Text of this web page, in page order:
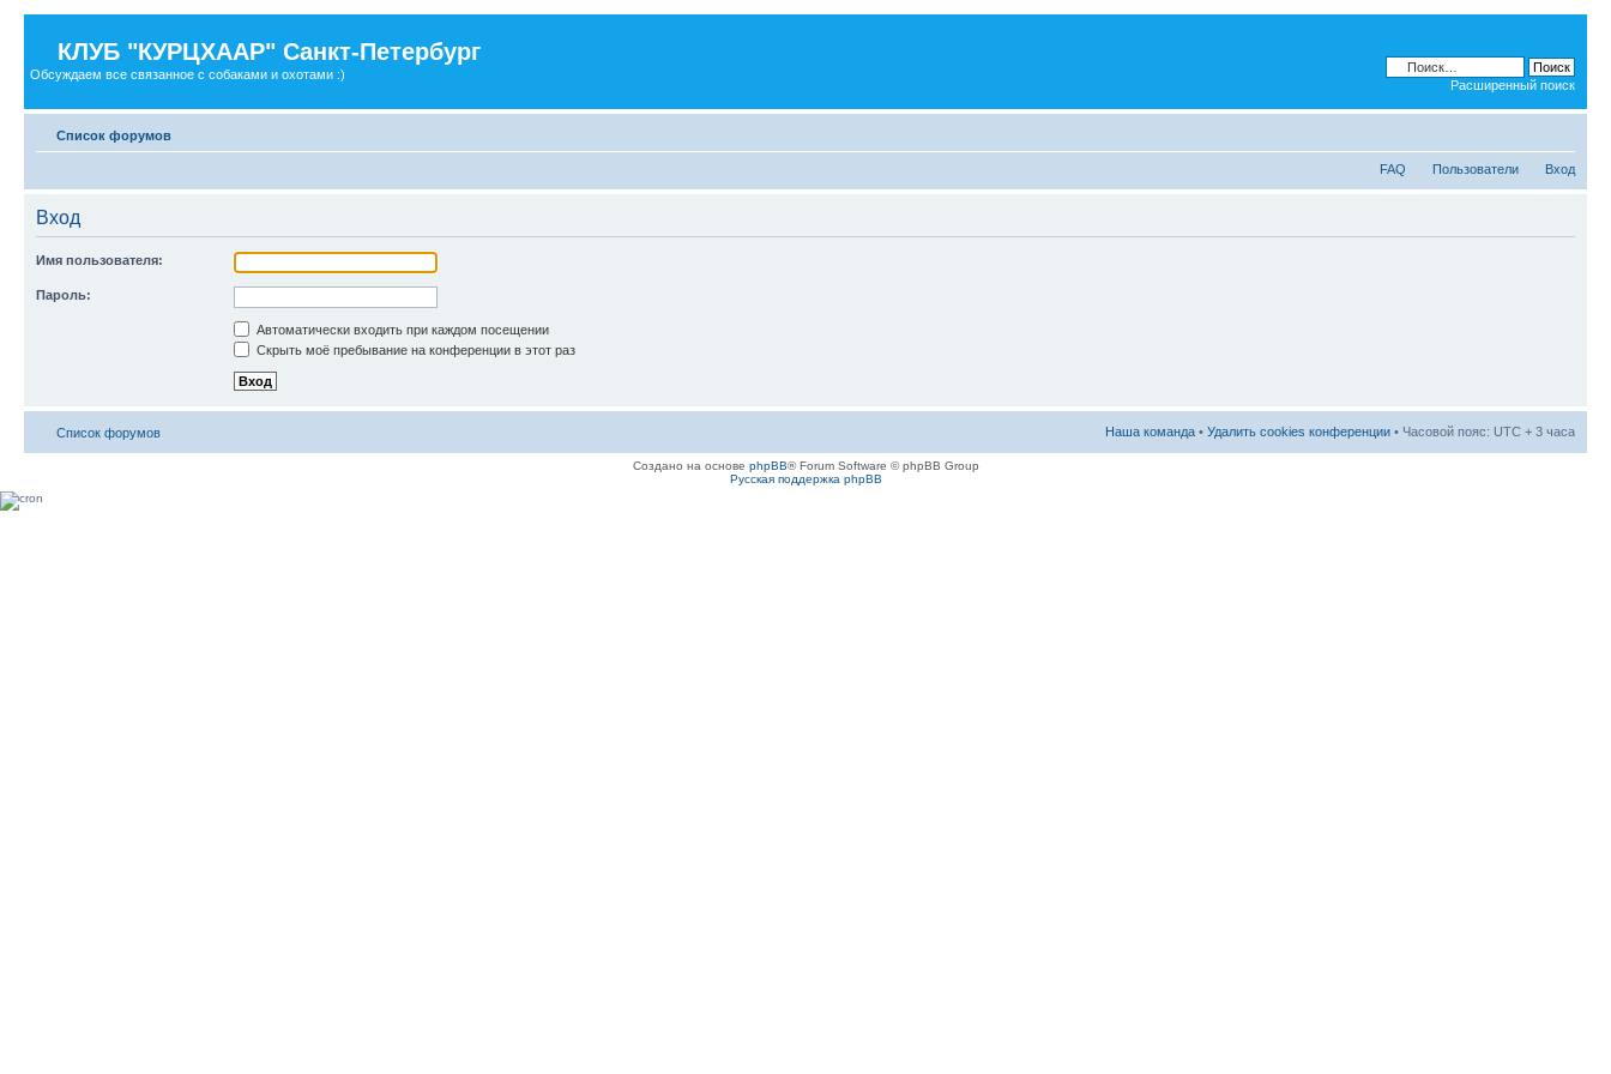
КЛУБ "КУРЦХААР" Санкт-Петербург
Обсуждаем все связанное с собаками и охотами :)
Расширенный поиск
Список форумов
FAQ Пользователи Вход
Вход
Имя пользователя:
Пароль:
Автоматически входить при каждом посещении
Скрыть моё пребывание на конференции в этот раз
Список форумов Наша команда • Удалить cookies конференции • Часовой пояс: UTC + 3 часа
Создано на основе phpBB® Forum Software © phpBB Group
Русская поддержка phpBB